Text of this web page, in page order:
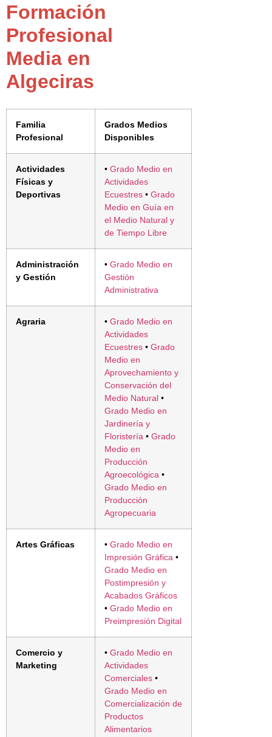
Formación
Profesional
Media en
Algeciras
Familia
Profesional
Grados Medios
Disponibles
Actividades
Físicas y
Deportivas
• Grado Medio en
Actividades
Ecuestres • Grado
Medio en Guía en
el Medio Natural y
de Tiempo Libre
Administración
y Gestión
• Grado Medio en
Gestión
Administrativa
Agraria • Grado Medio en
Actividades
Ecuestres • Grado
Medio en
Aprovechamiento y
Conservación del
Medio Natural •
Grado Medio en
Jardinería y
Floristería • Grado
Medio en
Producción
Agroecológica •
Grado Medio en
Producción
Agropecuaria
Artes Gráficas • Grado Medio en
Impresión Gráfica •
Grado Medio en
Postimpresión y
Acabados Gráficos
• Grado Medio en
Preimpresión Digital
Comercio y
Marketing
• Grado Medio en
Actividades
Comerciales •
Grado Medio en
Comercialización de
Productos
Alimentarios